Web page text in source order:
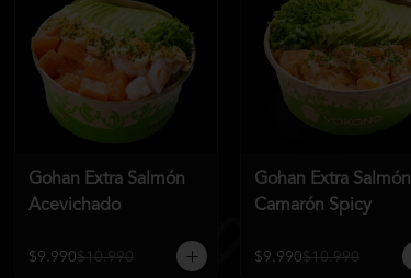
Gohan Extra Salmón
Acevichado
$9.990$10.990
Gohan Extra Salmón
Camarón Spicy
$9.990$10.990